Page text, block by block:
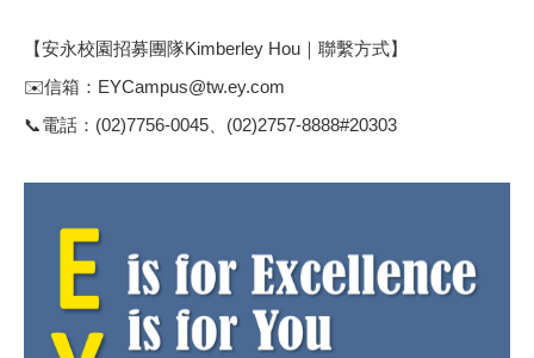
【安永校園招募團隊Kimberley Hou｜聯繫方式】
✉️信箱：EYCampus@tw.ey.com
📞電話：(02)7756-0045、(02)2757-8888#20303